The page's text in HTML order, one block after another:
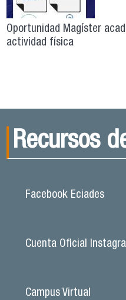
Oportunidad Magíster
actividad física
Recursos
Facebook Eciades
Cuenta Oficial
Campus Virtual